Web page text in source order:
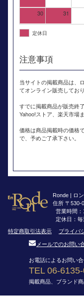
30 31
定休日
注意事項
当サイトの掲載商品は、
てオンライン販売しており
すでに掲載商品が販売終
Yahoo!ストア、楽天市場
価格は商品掲載時の価格
で、予めご了承下さい。
Ronde | ロ
住所 〒530-
営業時間
定休日：毎
特定商取引法表示
プライバ
メールでのお問い
お電話によるお問い
TEL 06-
掲載商品、ブランド